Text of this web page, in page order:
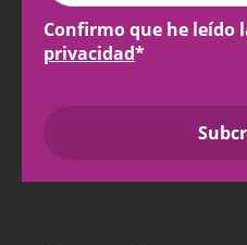
Confirmo que he leído
privacidad*